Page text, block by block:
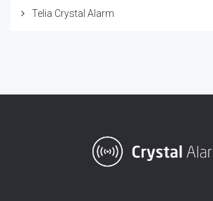
Telia Crystal Alarm